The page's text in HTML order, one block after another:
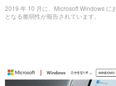
2019 年 10 月に、Microsoft Windows に
となる脆弱性が報告されています。